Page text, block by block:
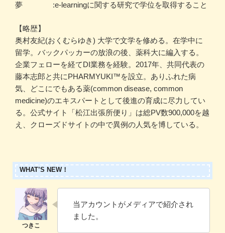
夢 :e-learningに関する研究で学位を取得すること
【略歴】
奥村友紀(おくむらゆき) 大学で文学を修める。在学中に
留学。バックパッカーの放浪の後、薬科大に編入する。
企業フェローを経てDI業務を経験。2017年、共同代表の
藤本志郎と共にPHARMYUKI™️を設立。ありふれた病
気、どこにでもある薬(common disease, common
medicine)のエキスパートとして後進の育成に尽力してい
る。公式サイト「松江出張所便り」は総PV数900,000を越
え、クローズドサイトの中で異例の人気を博している。
WHAT’S NEW！
当アカウントがメディアで紹介され
ました。